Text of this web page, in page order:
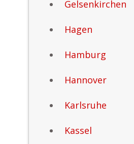
Gelsenkirchen
Hagen
Hamburg
Hannover
Karlsruhe
Kassel